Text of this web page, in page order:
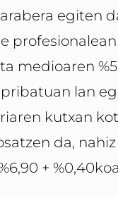
egiten
medioaren
lan
kutxan
da, nahiz
+